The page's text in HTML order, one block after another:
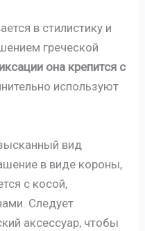
в стилистику и
греческой
она крепится с
используют
вид
в виде короны,
с косой,
Следует
аксессуар, чтобы